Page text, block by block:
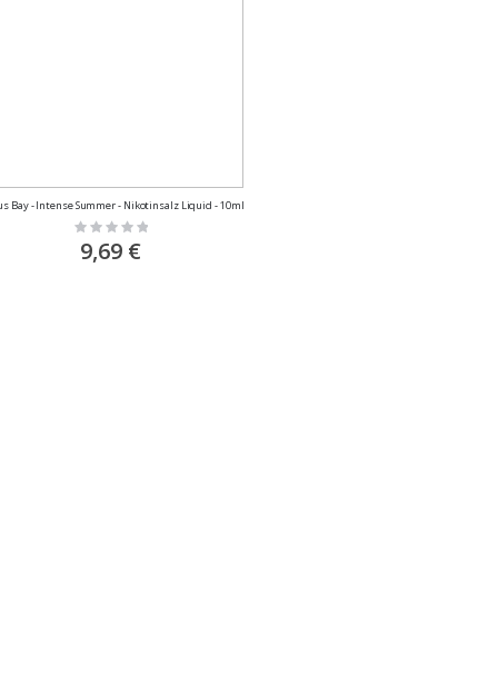
Bay - Intense Summer - Nikotinsalz Liquid - 10ml
Rating:
9,69 €